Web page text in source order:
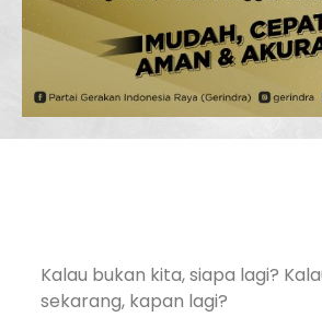
Kalau bukan kita, siapa lagi?
sekarang, kapan lagi?